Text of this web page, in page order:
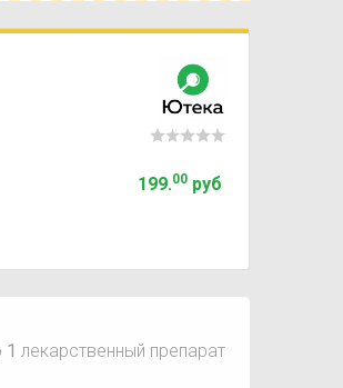
199.00руб
1 лекарственный препарат